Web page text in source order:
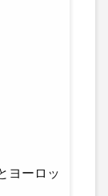
ヨーロッ